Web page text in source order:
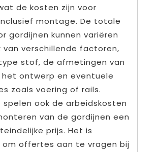
de kosten zijn voor
montage. De totale
gordijnen kunnen variëren
van verschillende factoren,
stof, de afmetingen van
het ontwerp en eventuele
zoals voering of rails.
spelen ook de arbeidskosten
van de gordijnen een
prijs. Het is
om offertes aan te vragen bij